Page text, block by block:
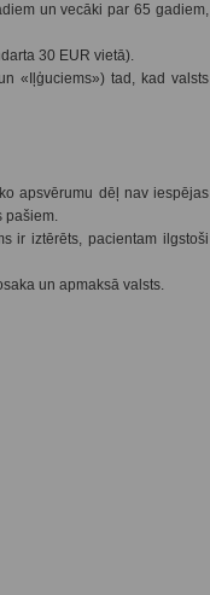
un vecāki par 65 gadiem,
30 EUR vietā).
«Iļģuciems») tad, kad valsts
apsvērumu dēļ nav iespējas
pašiem.
ir iztērēts, pacientam ilgstoši
un apmaksā valsts.